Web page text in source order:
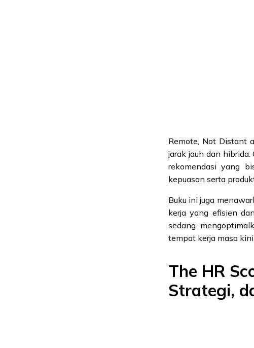
Remote, Not Distant
jarak jauh dan hibrida.
rekomendasi yang
kepuasan serta
Buku ini juga
kerja yang efisien
sedang
tempat kerja masa
The HR
Strategi,